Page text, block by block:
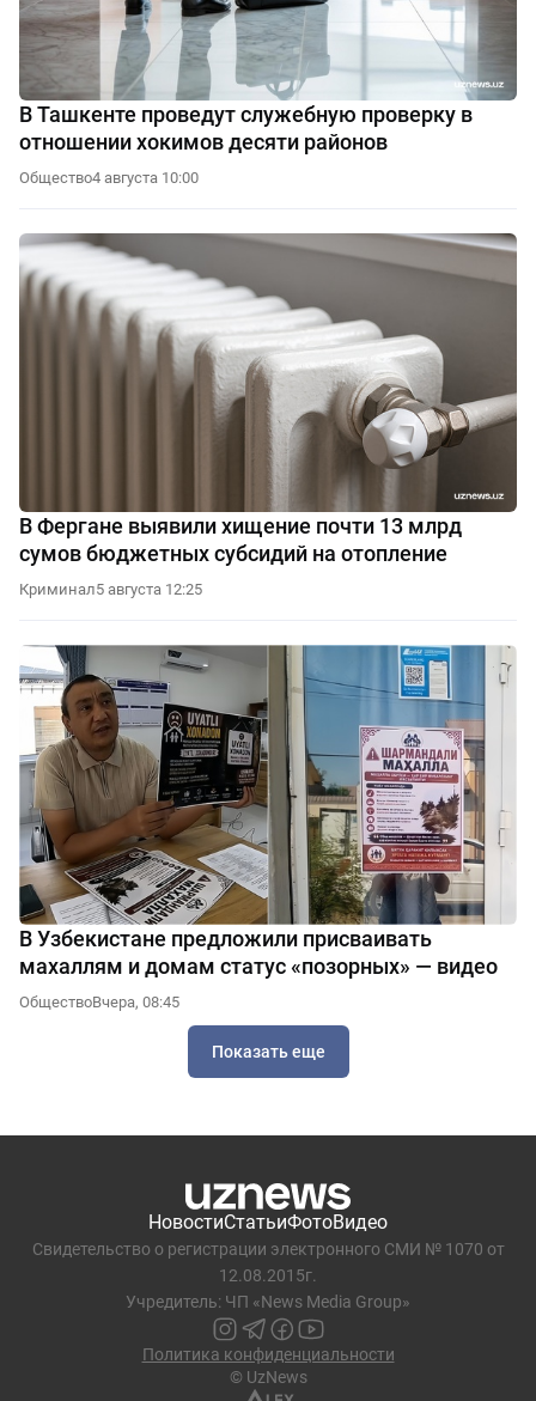
В Ташкенте проведут служебную проверку в
отношении хокимов десяти районов
Общество4 августа 10:00
В Фергане выявили хищение почти 13 млрд
сумов бюджетных субсидий на отопление
Криминал5 августа 12:25
В Узбекистане предложили присваивать
махаллям и домам статус «позорных» — видео
ОбществоВчера, 08:45
Показать еще
НовостиСтатьиФотоВидео
Свидетельство о регистрации электронного СМИ № 1070 от
12.08.2015г.
Учредитель: ЧП «News Media Group»
Политика конфиденциальности
© UzNews